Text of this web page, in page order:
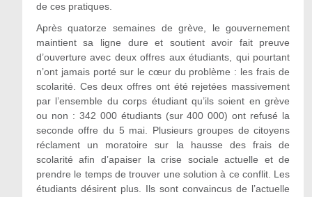
de ces pratiques.
Après quatorze semaines de grève, le gouvernement
maintient sa ligne dure et soutient avoir fait preuve
d’ouverture avec deux offres aux étudiants, qui pourtant
n’ont jamais porté sur le cœur du problème : les frais de
scolarité. Ces deux offres ont été rejetées massivement
par l’ensemble du corps étudiant qu’ils soient en grève
ou non : 342 000 étudiants (sur 400 000) ont refusé la
seconde offre du 5 mai. Plusieurs groupes de citoyens
réclament un moratoire sur la hausse des frais de
scolarité afin d’apaiser la crise sociale actuelle et de
prendre le temps de trouver une solution à ce conflit. Les
étudiants désirent plus. Ils sont convaincus de l’actuelle